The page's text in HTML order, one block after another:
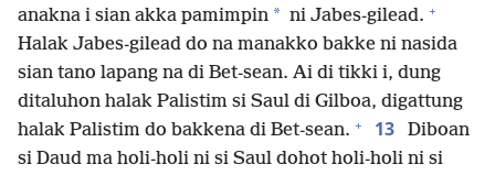
anakna i sian akka pamimpin * ni Jabes-gilead. +
Halak Jabes-gilead do na manakko bakke ni nasida
sian tano lapang na di Bet-sean. Ai di tikki i, dung
ditaluhon halak Palistim si Saul di Gilboa, digattung
halak Palistim do bakkena di Bet-sean. + 13
Diboan
si Daud ma holi-holi ni si Saul dohot holi-holi ni si